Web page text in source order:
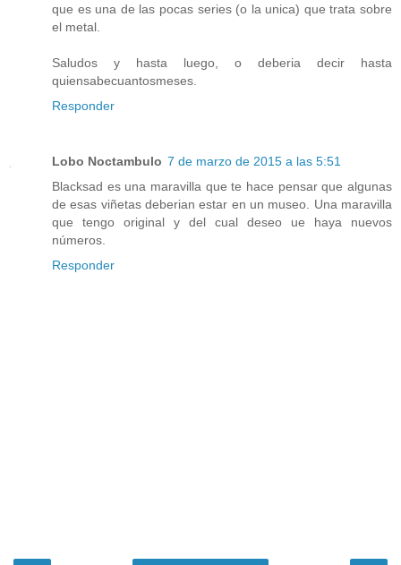
que es una de las pocas series (o la unica) que trata sobre
el metal.
Saludos y hasta luego, o deberia decir hasta
quiensabecuantosmeses.
Responder
Lobo Noctambulo 7 de marzo de 2015 a las 5:51
Blacksad es una maravilla que te hace pensar que algunas
de esas viñetas deberian estar en un museo. Una maravilla
que tengo original y del cual deseo ue haya nuevos
números.
Responder